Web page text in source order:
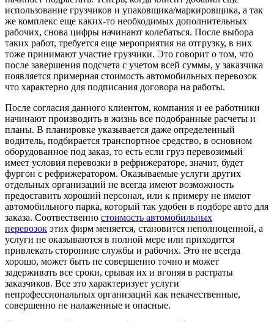
использование грузчиков и упаковщика/маркировщика, а так
же комплекс еще каких-то необходимых дополнительных
рабочих, снова цифры начинают колебаться. После выбора
таких работ, требуется еще мероприятия на отгрузку, в них
тоже принимают участие грузчики. Это говорит о том, что
после завершения подсчета с учетом всей суммы, у заказчика
появляется примерная стоимость автомобильных перевозок
что характерно для подписания договора на работы.
После согласия данного клиентом, компания и ее работники
начинают производить в жизнь все подобранные расчеты и
планы. В планировке указывается даже определенный
водитель, подбирается транспортное средство, в основном
оборудованное под заказ, то есть если груз перевозимый
имеет условия перевозки в рефрижераторе, значит, будет
фургон с рефрижератором. Оказываемые услуги других
отдельных организаций не всегда имеют возможность
предоставить хороший персонал, или к примеру не имеют
автомобильного парка, который так удобен в подборе авто для
заказа. Соотвественно стоимость автомобильных
перевозок этих фирм меняется, становится неполноценной, а
услуги не оказываются в полной мере или приходится
привлекать сторонние службы и рабочих. Это не всегда
хорошо, может быть не совершенно точно и может
задерживать все сроки, срывая их и вгоняя в растраты
заказчиков. Все это характеризует услуги
непрофессиональных организаций как некачественные,
совершенно не налаженные и опасные.